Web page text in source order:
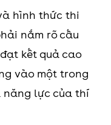
hình thức thi
nắm rõ cấu
kết quả cao
vào một trong
năng lực của thí